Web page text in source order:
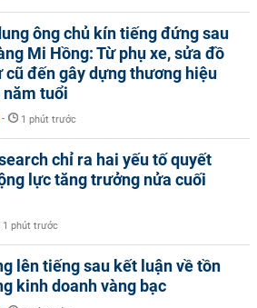
ông chủ kín tiếng đứng sau
Mi Hồng: Từ phụ xe, sửa đồ
cũ đến gây dựng thương hiệu
năm tuổi
- 1 phút trước
chỉ ra hai yếu tố quyết
lực tăng trưởng nửa cuối
1 phút trước
lên tiếng sau kết luận về tồn
kinh doanh vàng bạc